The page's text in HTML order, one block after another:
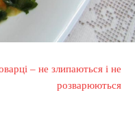
– не злипаються і не
розварюються